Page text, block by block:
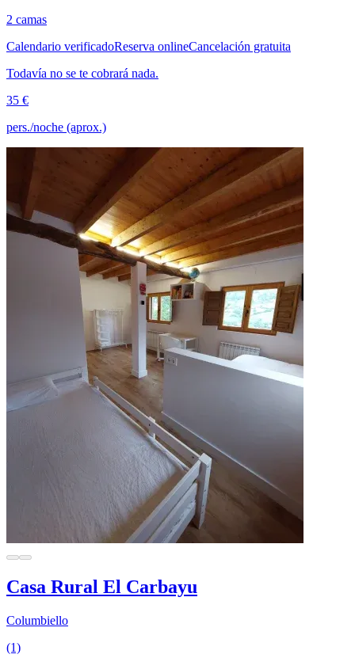
2 camas
Calendario verificadoReserva onlineCancelación gratuita
Todavía no se te cobrará nada.
35 €
pers./noche (aprox.)
Casa Rural El Carbayu
Columbiello
(1)